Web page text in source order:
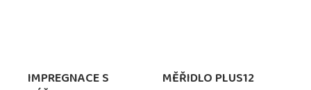
IMPREGNACE S
MĚŘIDLO PLUS12